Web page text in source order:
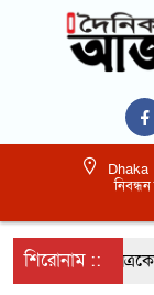
Dhaka
শিরোনাম ::নেত্রকোণায়